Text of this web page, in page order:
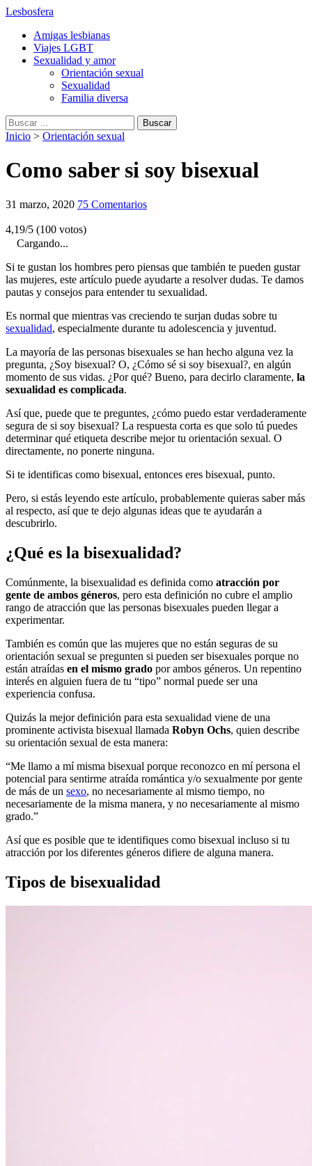
Lesbosfera
Amigas lesbianas
Viajes LGBT
Sexualidad y amor
Orientación sexual
Sexualidad
Familia diversa
Buscar:
Inicio > Orientación sexual
Como saber si soy bisexual
31 marzo, 2020 75 Comentarios
4,19/5 (100 votos)
Cargando...
Si te gustan los hombres pero piensas que también te pueden gustar
las mujeres, este artículo puede ayudarte a resolver dudas. Te damos
pautas y consejos para entender tu sexualidad.
Es normal que mientras vas creciendo te surjan dudas sobre tu
sexualidad, especialmente durante tu adolescencia y juventud.
La mayoría de las personas bisexuales se han hecho alguna vez la
pregunta, ¿Soy bisexual? O, ¿Cómo sé si soy bisexual?, en algún
momento de sus vidas. ¿Por qué? Bueno, para decirlo claramente, la
sexualidad es complicada.
Así que, puede que te preguntes, ¿cómo puedo estar verdaderamente
segura de si soy bisexual? La respuesta corta es que solo tú puedes
determinar qué etiqueta describe mejor tu orientación sexual. O
directamente, no ponerte ninguna.
Si te identificas como bisexual, entonces eres bisexual, punto.
Pero, si estás leyendo este artículo, probablemente quieras saber más
al respecto, así que te dejo algunas ideas que te ayudarán a
descubrirlo.
¿Qué es la bisexualidad?
Comúnmente, la bisexualidad es definida como atracción por
gente de ambos géneros, pero esta definición no cubre el amplio
rango de atracción que las personas bisexuales pueden llegar a
experimentar.
También es común que las mujeres que no están seguras de su
orientación sexual se pregunten si pueden ser bisexuales porque no
están atraídas en el mismo grado por ambos géneros. Un repentino
interés en alguien fuera de tu “tipo” normal puede ser una
experiencia confusa.
Quizás la mejor definición para esta sexualidad viene de una
prominente activista bisexual llamada Robyn Ochs, quien describe
su orientación sexual de esta manera:
“Me llamo a mí misma bisexual porque reconozco en mí persona el
potencial para sentirme atraída romántica y/o sexualmente por gente
de más de un sexo, no necesariamente al mismo tiempo, no
necesariamente de la misma manera, y no necesariamente al mismo
grado.”
Así que es posible que te identifiques como bisexual incluso si tu
atracción por los diferentes géneros difiere de alguna manera.
Tipos de bisexualidad